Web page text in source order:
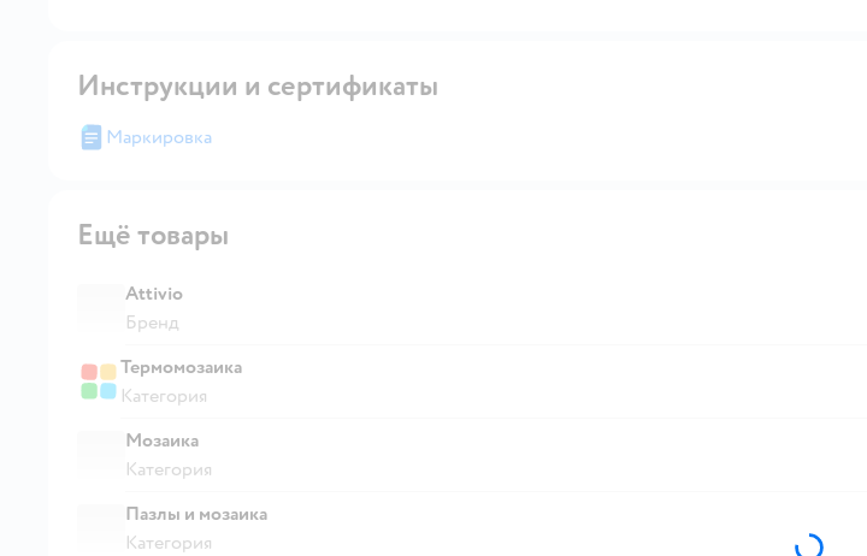
Инструкции и сертификаты
Маркировка
Ещё товары
Attivio
Бренд
Термомозаика
Категория
Мозаика
Категория
Пазлы и мозаика
Категория